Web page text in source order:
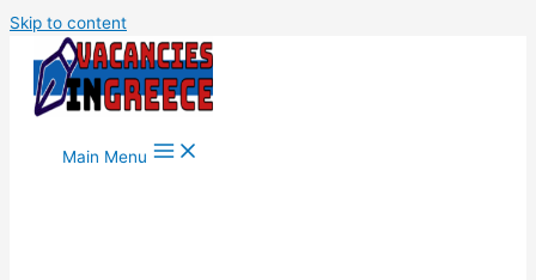
Skip to content
Main Menu